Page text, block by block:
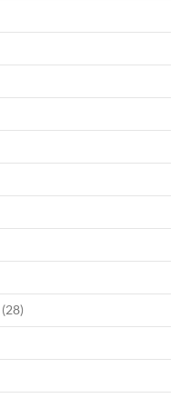
(28)